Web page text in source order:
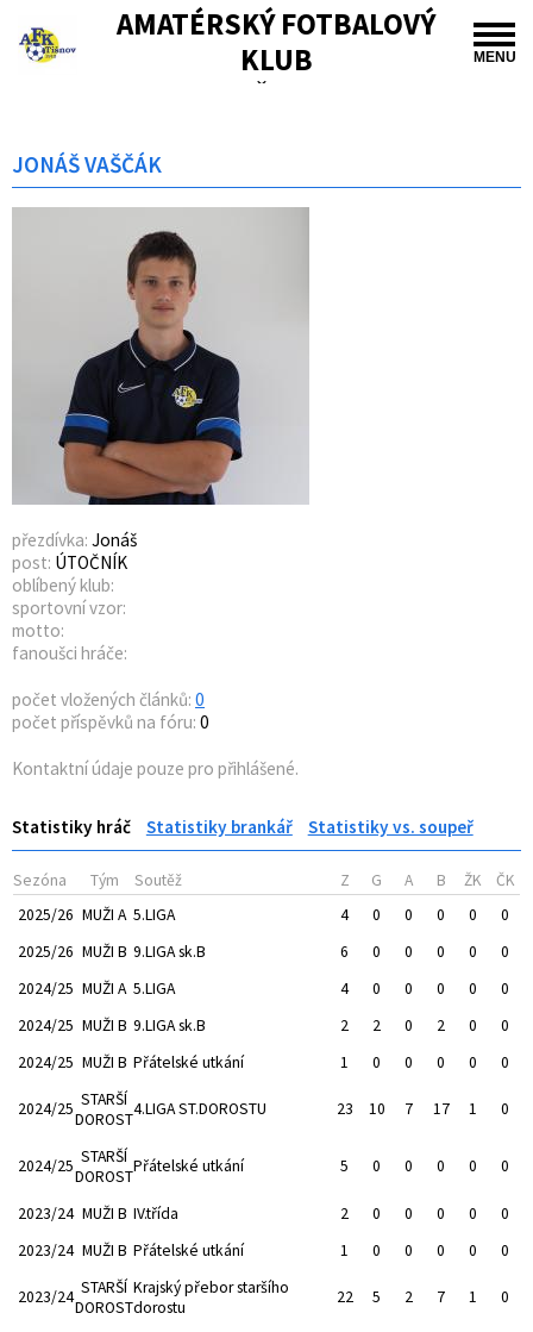
MENU
AMATÉRSKÝ FOTBALOVÝ
KLUB
TIŠNOV
JONÁŠ VAŠČÁK
přezdívka: Jonáš
post: ÚTOČNÍK
oblíbený klub:
sportovní vzor:
motto:
fanoušci hráče:
počet vložených článků: 0
počet příspěvků na fóru: 0
Kontaktní údaje pouze pro přihlášené.
Statistiky hráč Statistiky brankář Statistiky vs. soupeř
Sezóna Tým Soutěž Z G A B ŽK
ČK
2025/26 MUŽI A 5.LIGA 4 0 0 0 0
0
2025/26 MUŽI B 9.LIGA sk.B 6 0 0 0 0
0
2024/25 MUŽI A 5.LIGA 4 0 0 0 0
0
2024/25 MUŽI B 9.LIGA sk.B 2 2 0 2 0
0
2024/25 MUŽI B Přátelské utkání 1 0 0 0 0 0
2024/25 STARŠÍ
DOROST
4.LIGA ST.DOROSTU 23 10 7 17 1 0
2024/25 STARŠÍ
DOROST
Přátelské utkání 5 0 0 0 0 0
2023/24 MUŽI B IV.třída 2 0 0 0 0
0
2023/24 MUŽI B Přátelské utkání 1 0 0 0 0 0
2023/24 STARŠÍ
DOROST
Krajský přebor staršího
dorostu
22 5 2 7 1 0